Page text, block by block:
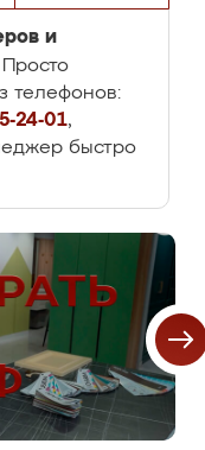
и
телефонов:
24-01,
быстро